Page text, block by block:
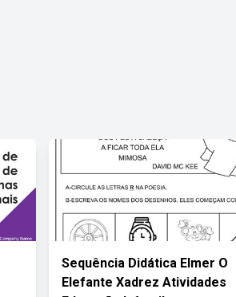
Sequência Didática Elmer O
Elefante Xadrez Atividades